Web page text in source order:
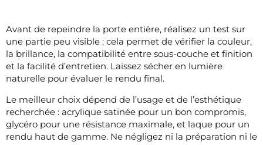
Avant de repeindre la porte entière, réalisez un test sur
une partie peu visible : cela permet de vérifier la couleur,
la brillance, la compatibilité entre sous-couche et finition
et la facilité d’entretien. Laissez sécher en lumière
naturelle pour évaluer le rendu final.
Le meilleur choix dépend de l’usage et de l’esthétique
recherchée : acrylique satinée pour un bon compromis,
glycéro pour une résistance maximale, et laque pour un
rendu haut de gamme. Ne négligez ni la préparation ni le